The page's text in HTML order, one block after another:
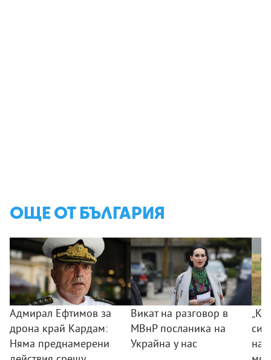
ОЩЕ ОТ БЪЛГАРИЯ
Адмирал Ефтимов за
дрона край Кардам:
Няма преднамерени
Викат на разговор в
МВнР посланика на
Украйна у нас
на